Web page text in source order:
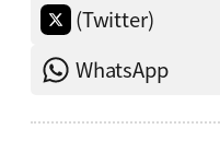
(Twitter)
WhatsApp